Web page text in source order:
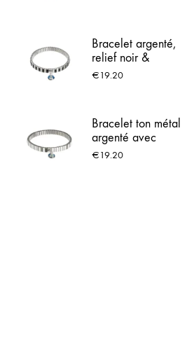
Bracelet argenté,
relief noir &
Médaille de
€19.20
Bracelet ton métal
argenté avec
médaille Notre
€19.20